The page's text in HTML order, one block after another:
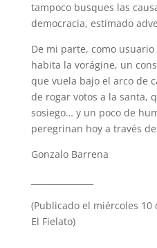
tampoco busques las
democracia, estimado
De mi parte, como
habita la vorágine, un
que vuela bajo el arco de
de rogar votos a la santa,
sosiego… y un poco de
peregrinan hoy a través
Gonzalo Barrena
(Publicado el miércoles
El Fielato)